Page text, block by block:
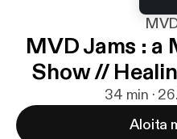
MVD Jams : a
Show //
34 min ·
Aloita